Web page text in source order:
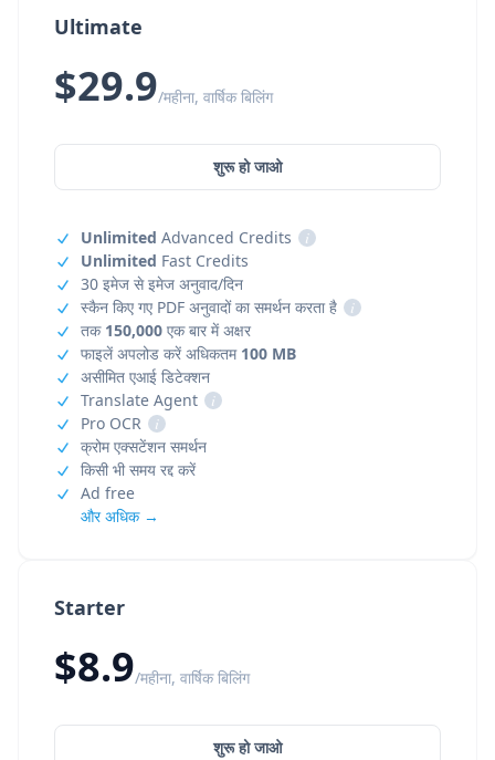
Starter
$8.9/महीना, वार्षिक बिलिंग
शुरू हो जाओ
Ultimate
$29.9/महीना, वार्षिक बिलिंग
शुरू हो जाओ
Unlimited Advanced Credits
i
Unlimited Fast Credits
30 इमेज से इमेज अनुवाद/दिन
स्कैन किए गए PDF अनुवादों का समर्थन करता है
i
तक 150,000 एक बार में अक्षर
फाइलें अपलोड करें अधिकतम 100 MB
असीमित एआई डिटेक्शन
Translate Agent
i
Pro OCR
i
क्रोम एक्सटेंशन समर्थन
किसी भी समय रद्द करें
Ad free
और अधिक →